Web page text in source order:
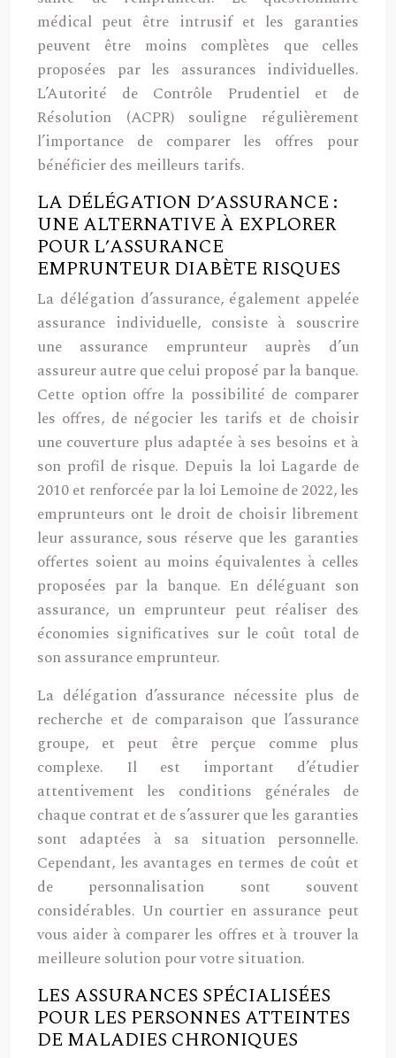
médical peut être intrusif et les garanties
peuvent être moins complètes que celles
proposées par les assurances individuelles.
L’Autorité de Contrôle Prudentiel et de
Résolution (ACPR) souligne régulièrement
l’importance de comparer les offres pour
bénéficier des meilleurs tarifs.
LA DÉLÉGATION D’ASSURANCE :
UNE ALTERNATIVE À EXPLORER
POUR L’ASSURANCE
EMPRUNTEUR DIABÈTE RISQUES
La délégation d’assurance, également appelée
assurance individuelle, consiste à souscrire
une assurance emprunteur auprès d’un
assureur autre que celui proposé par la banque.
Cette option offre la possibilité de comparer
les offres, de négocier les tarifs et de choisir
une couverture plus adaptée à ses besoins et à
son profil de risque. Depuis la loi Lagarde de
2010 et renforcée par la loi Lemoine de 2022, les
emprunteurs ont le droit de choisir librement
leur assurance, sous réserve que les garanties
offertes soient au moins équivalentes à celles
proposées par la banque. En déléguant son
assurance, un emprunteur peut réaliser des
économies significatives sur le coût total de
son assurance emprunteur.
La délégation d’assurance nécessite plus de
recherche et de comparaison que l’assurance
groupe, et peut être perçue comme plus
complexe. Il est important d’étudier
attentivement les conditions générales de
chaque contrat et de s’assurer que les garanties
sont adaptées à sa situation personnelle.
Cependant, les avantages en termes de coût et
de personnalisation sont souvent
considérables. Un courtier en assurance peut
vous aider à comparer les offres et à trouver la
meilleure solution pour votre situation.
LES ASSURANCES SPÉCIALISÉES
POUR LES PERSONNES ATTEINTES
DE MALADIES CHRONIQUES